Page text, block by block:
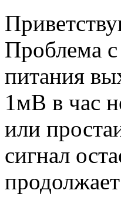
Проблема
питания
1мВ в час
или
сигнал